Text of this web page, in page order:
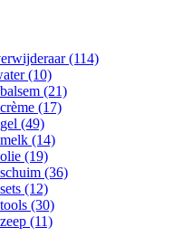
(114)
(10)
(21)
(17)
(49)
(14)
(19)
(36)
(12)
(30)
(11)